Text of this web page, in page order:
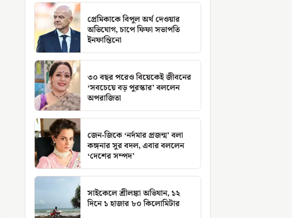
প্রেমিকাকে বিপুল অর্থ দেওয়ার
অভিযোগ, চাপে ফিফা সভাপতি
ইনফান্তিনো
৩০ বছর পরেও বিয়েকেই জীবনের
‘সবচেয়ে বড় পুরস্কার’ বললেন
অপরাজিতা
জেন-জিকে ‘নর্দমার প্রজন্ম’ বলা
কঙ্গনার সুর বদল, এবার বললেন
‘দেশের সম্পদ’
সাইকেলে শ্রীলঙ্কা অভিযান, ১২
দিনে ১ হাজার ৮০ কিলোমিটার